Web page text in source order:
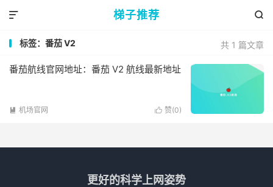
梯子推荐 

共 1 篇文章
标签：番茄 V2
番茄航线官网地址：番茄 V2 航线最新地址
 赞(0)
 机场官网
更好的科学上网姿势